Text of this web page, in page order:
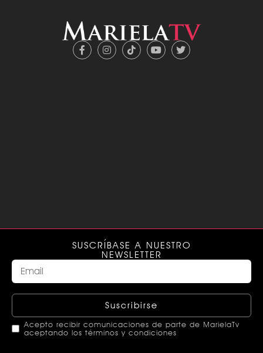
SUSCRÍBASE A NUESTRO
NEWSLETTER
Suscribirse
Acepto recibir comunicaciones de parte de MarielaTv
aceptando los términos y condiciones